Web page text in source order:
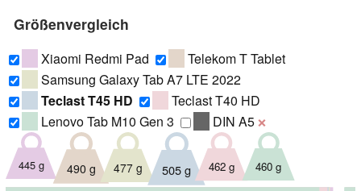
Größenvergleich
Xiaomi Redmi Pad
Telekom T Tablet
Samsung Galaxy Tab A7 LTE 2022
Teclast T45 HD
Teclast T40 HD
Lenovo Tab M10 Gen 3
DIN A5 ❌
445 g 490 g 477 g 505 g 462 g 460 g